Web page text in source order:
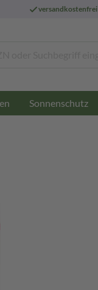
versandkostenfrei
Sonnenschutz